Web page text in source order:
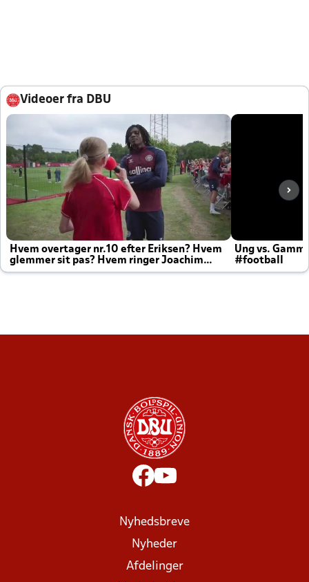
Videoer fra DBU
Hvem overtager nr.10 efter Eriksen? Hvem
glemmer sit pas? Hvem ringer Joachim
altid til efter kampe?
Ung vs.
#football
Nyhedsbreve
Nyheder
Afdelinger